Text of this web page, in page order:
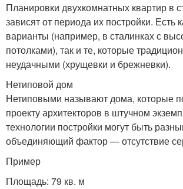
Планировки двухкомнатных квартир в
зависят от периода их постройки. Есть
варианты (например, в сталинках с
потолками), так и те, которые
неудачными (хрущевки и брежневки).
Нетиповой дом
Нетиповыми называют дома, которые
проекту архитекторов в штучном
технологии постройки могут быть
объединяющий фактор — отсутствие
Пример
Площадь: 79 кв. м